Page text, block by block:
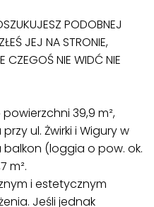
PODOBNEJ
JEJ NA STRONIE,
CZEGOŚ NIE WIDĆ NIE
39,9 m²,
ul. Żwirki i Wigury w
(loggia o pow. ok.
m².
i estetycznym
Jeśli jednak